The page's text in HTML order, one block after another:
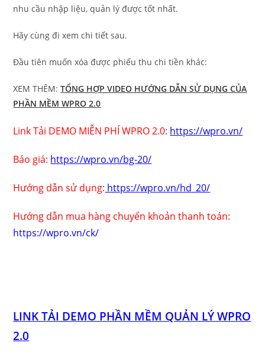
nhu cầu nhập liệu, quản lý được tốt nhất.
Hãy cùng đi xem chi tiết sau.
Đầu tiên muốn xóa được phiếu thu chi tiền khác:
XEM THÊM:TỔNG HỢP VIDEO HƯỚNG DẪN SỬ DỤNG CỦA
PHẦN MỀM WPRO 2.0
Link Tải DEMO MIỄN PHÍ WPRO 2.0: https://wpro.vn/
Báo giá: https://wpro.vn/bg-20/
Hướng dẫn sử dụng: https://wpro.vn/hd_20/
Hướng dẫn mua hàng chuyển khoản thanh toán:
https://wpro.vn/ck/
LINK TẢI DEMO PHẦN MỀM QUẢN LÝ WPRO
2.0